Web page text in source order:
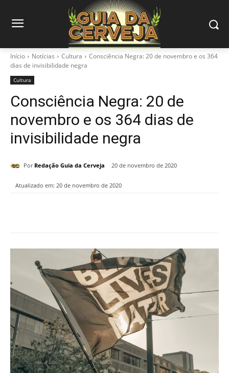
Início Notícias Cultura
Consciência Negra: 20 de novembro e os 364
dias de invisibilidade negra
Cultura
Consciência Negra: 20 de
novembro e os 364 dias de
invisibilidade negra
Por Redação Guia da Cerveja 20 de novembro de 2020
Atualizado em: 20 de novembro de 2020